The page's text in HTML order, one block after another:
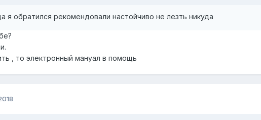
я обратился рекомендовали настойчиво не лезть никуда
, то электронный мануал в помощь